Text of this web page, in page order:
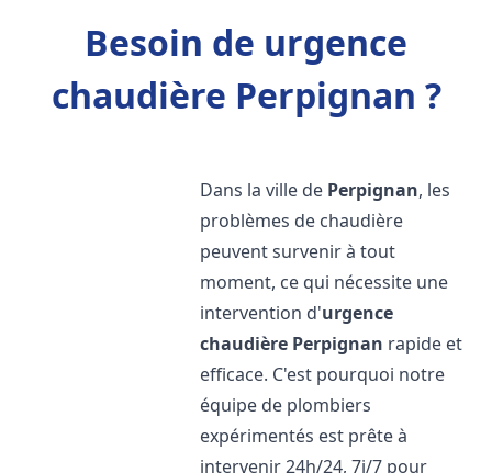
Besoin de urgence
chaudière Perpignan ?
Dans la ville de Perpignan, les
problèmes de chaudière
peuvent survenir à tout
moment, ce qui nécessite une
intervention d'urgence
chaudière Perpignan rapide et
efficace. C'est pourquoi notre
équipe de plombiers
expérimentés est prête à
intervenir 24h/24, 7j/7 pour